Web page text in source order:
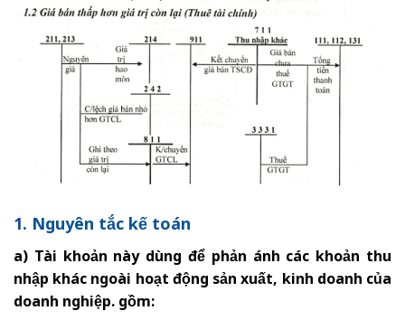
1. Nguyên tắc kế toán
a) Tài khoản này dùng để phản ánh các khoản thu
nhập khác ngoài hoạt động sản xuất, kinh doanh của
doanh nghiệp. gồm: